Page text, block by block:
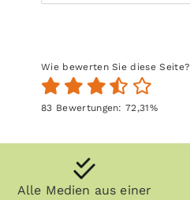
Wie bewerten Sie diese Seite?
83 Bewertungen:72,31%
Alle Medien aus einer